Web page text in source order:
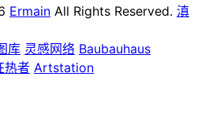
Ermain All Rights Reserved. 滇
库 灵感网络 Baubauhaus
热者 Artstation